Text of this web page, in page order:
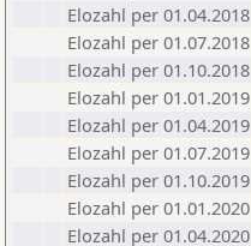
Elozahl per 01.04.2018
Elozahl per 01.07.2018
Elozahl per 01.10.2018
Elozahl per 01.01.2019
Elozahl per 01.04.2019
Elozahl per 01.07.2019
Elozahl per 01.10.2019
Elozahl per 01.01.2020
Elozahl per 01.04.2020